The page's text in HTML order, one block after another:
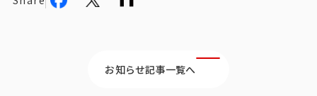
お知らせ記事一覧へ